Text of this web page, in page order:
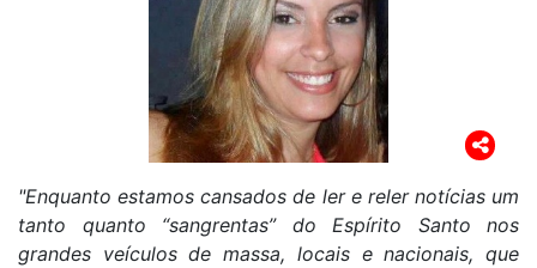
"Enquanto estamos cansados de ler e reler notícias um
tanto quanto “sangrentas” do Espírito Santo nos
grandes veículos de massa, locais e nacionais, que